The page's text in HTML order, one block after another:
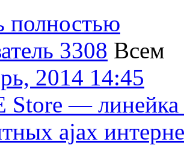
полностью
3308 Всем
2014 14:45
Store — линейка
ajax